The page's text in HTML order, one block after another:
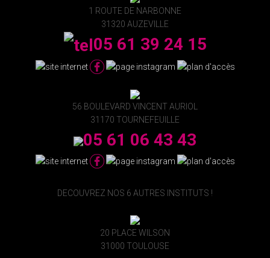
1 ROUTE DE NARBONNE
31320 AUZEVILLE
05 61 39 24 15
56 BOULEVARD VINCENT AURIOL
31170 TOURNEFEUILLE
05 61 06 43 43
DECOUVREZ NOS 6 AUTRES INSTITUTS !
20 PLACE WILSON
31000 TOULOUSE